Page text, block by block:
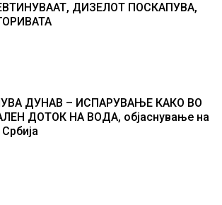
ДИЗЕЛОТ ПОСКАПУВА,
ДУНАВ – ИСПАРУВАЊЕ КАКО ВО
ДОТОК НА ВОДА, објаснување на